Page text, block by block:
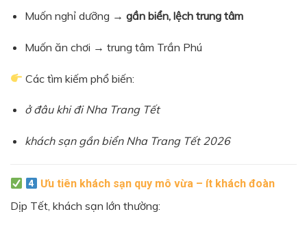
Muốn nghỉ dưỡng → gần biển, lệch trung tâm
Muốn ăn chơi → trung tâm Trần Phú
Các tìm kiếm phổ biến:
ở đâu khi đi Nha Trang Tết
khách sạn gần biển Nha Trang Tết 2026
Ưu tiên khách sạn quy mô vừa – ít khách đoàn
Dịp Tết, khách sạn lớn thường: